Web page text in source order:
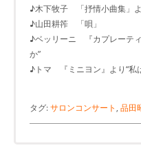
♪木下牧子 「抒情小曲集」
♪山田耕筰 「唄」
♪ベッリーニ 『カプレーテ
か”
♪トマ 『ミニヨン』より
ほ
タグ:サロンコンサート , 品田